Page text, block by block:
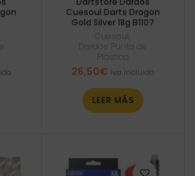
Cuesoul Darts Dragon
Gold Silver 18g B1107
Cuesoul
Dardos Punta de
Plástico
26,50€ Iva incluido
LEER MÁS